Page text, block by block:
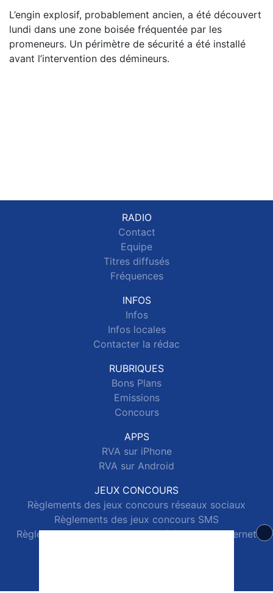
L’engin explosif, probablement ancien, a été découvert
lundi dans une zone boisée fréquentée par les
promeneurs. Un périmètre de sécurité a été installé
avant l’intervention des démineurs.
RADIO
Contact
Equipe
Titres diffusés
Fréquences
INFOS
Infos
Infos locales
Contacter la rédac
RUBRIQUES
Bons Plans
Emissions
Concours
APPS
RVA sur iPhone
RVA sur Android
JEUX CONCOURS
Règlements des jeux concours réseaux sociaux
Règlements des jeux concours SMS
Règlements des jeux concours téléphone et internet